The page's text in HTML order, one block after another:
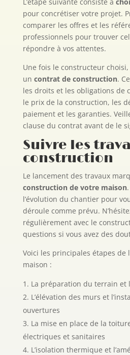
pour concrétiser votre projet.
comparer les offres et les
professionnels pour trouver
répondre à vos attentes.
Une fois le constructeur
un contrat de construction.
les droits et les obligations de
le prix de la construction, les
paiement et les garanties.
clause du contrat avant de le
Suivre les
construction
Le lancement des travaux
construction de votre maison
l’évolution du chantier pour
déroule comme prévu.
régulièrement avec le
questions si vous avez des
Voici les principales étapes de
maison :
La préparation du terrain et
L’élévation des murs et
ouvertures
La mise en place de la
électriques et sanitaires
L’isolation thermique et